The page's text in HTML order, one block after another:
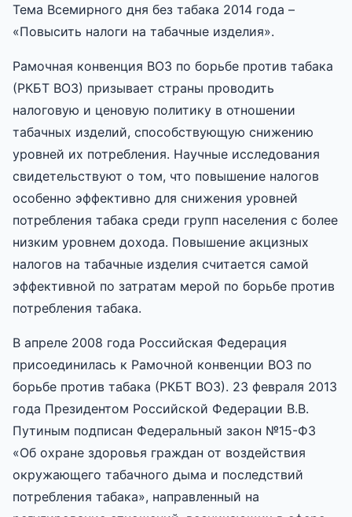
Тема Всемирного дня без табака 2014 года –
«Повысить налоги на табачные изделия».
Рамочная конвенция ВОЗ по борьбе против табака
(РКБТ ВОЗ) призывает страны проводить
налоговую и ценовую политику в отношении
табачных изделий, способствующую снижению
уровней их потребления. Научные исследования
свидетельствуют о том, что повышение налогов
особенно эффективно для снижения уровней
потребления табака среди групп населения с более
низким уровнем дохода. Повышение акцизных
налогов на табачные изделия считается самой
эффективной по затратам мерой по борьбе против
потребления табака.
В апреле 2008 года Российская Федерация
присоединилась к Рамочной конвенции ВОЗ по
борьбе против табака (РКБТ ВОЗ). 23 февраля 2013
года Президентом Российской Федерации В.В.
Путиным подписан Федеральный закон №15-ФЗ
«Об охране здоровья граждан от воздействия
окружающего табачного дыма и последствий
потребления табака», направленный на